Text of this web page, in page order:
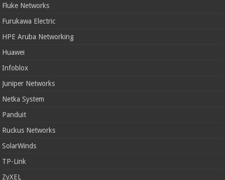
Fluke Networks
Furukawa Electric
HPE Aruba Networking
Huawei
Infoblox
Juniper Networks
Netka System
Panduit
Ruckus Networks
SolarWinds
TP-Link
ZyXEL